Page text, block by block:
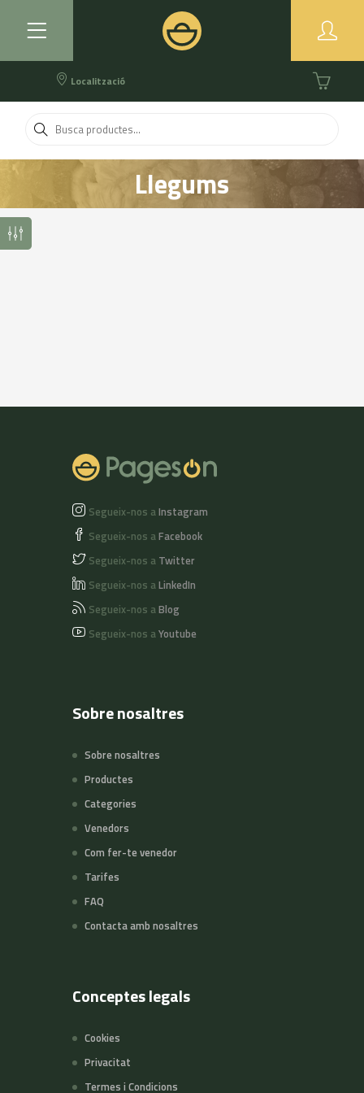
Localització
Llegums
Segueix-nos aInstagram
Segueix-nos aFacebook
Segueix-nos a Twitter
Segueix-nos aLinkedIn
Segueix-nos aBlog
Segueix-nos aYoutube
Sobre nosaltres
Sobre nosaltres
Productes
Categories
Venedors
Com fer-te venedor
Tarifes
FAQ
Contacta amb nosaltres
Conceptes legals
Cookies
Privacitat
Termes i Condicions